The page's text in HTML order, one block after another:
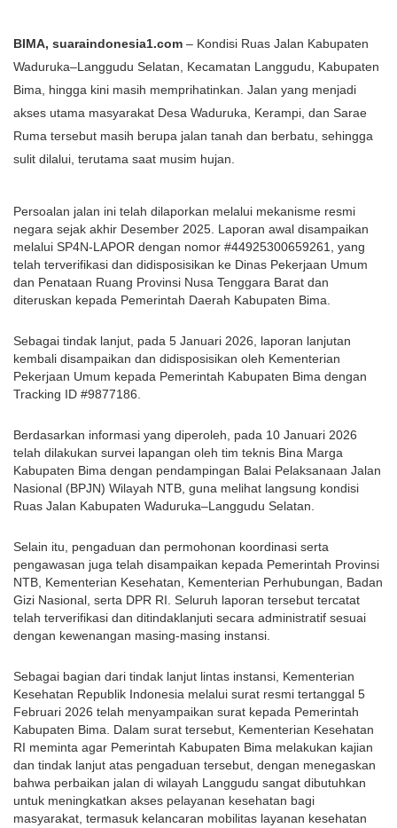
BIMA, suaraindonesia1.com – Kondisi Ruas Jalan Kabupaten
Waduruka–Langgudu Selatan, Kecamatan Langgudu, Kabupaten
Bima, hingga kini masih memprihatinkan. Jalan yang menjadi
akses utama masyarakat Desa Waduruka, Kerampi, dan Sarae
Ruma tersebut masih berupa jalan tanah dan berbatu, sehingga
sulit dilalui, terutama saat musim hujan.
Persoalan jalan ini telah dilaporkan melalui mekanisme resmi
negara sejak akhir Desember 2025. Laporan awal disampaikan
melalui SP4N-LAPOR dengan nomor #44925300659261, yang
telah terverifikasi dan didisposisikan ke Dinas Pekerjaan Umum
dan Penataan Ruang Provinsi Nusa Tenggara Barat dan
diteruskan kepada Pemerintah Daerah Kabupaten Bima.
Sebagai tindak lanjut, pada 5 Januari 2026, laporan lanjutan
kembali disampaikan dan didisposisikan oleh Kementerian
Pekerjaan Umum kepada Pemerintah Kabupaten Bima dengan
Tracking ID #9877186.
Berdasarkan informasi yang diperoleh, pada 10 Januari 2026
telah dilakukan survei lapangan oleh tim teknis Bina Marga
Kabupaten Bima dengan pendampingan Balai Pelaksanaan Jalan
Nasional (BPJN) Wilayah NTB, guna melihat langsung kondisi
Ruas Jalan Kabupaten Waduruka–Langgudu Selatan.
Selain itu, pengaduan dan permohonan koordinasi serta
pengawasan juga telah disampaikan kepada Pemerintah Provinsi
NTB, Kementerian Kesehatan, Kementerian Perhubungan, Badan
Gizi Nasional, serta DPR RI. Seluruh laporan tersebut tercatat
telah terverifikasi dan ditindaklanjuti secara administratif sesuai
dengan kewenangan masing-masing instansi.
Sebagai bagian dari tindak lanjut lintas instansi, Kementerian
Kesehatan Republik Indonesia melalui surat resmi tertanggal 5
Februari 2026 telah menyampaikan surat kepada Pemerintah
Kabupaten Bima. Dalam surat tersebut, Kementerian Kesehatan
RI meminta agar Pemerintah Kabupaten Bima melakukan kajian
dan tindak lanjut atas pengaduan tersebut, dengan menegaskan
bahwa perbaikan jalan di wilayah Langgudu sangat dibutuhkan
untuk meningkatkan akses pelayanan kesehatan bagi
masyarakat, termasuk kelancaran mobilitas layanan kesehatan